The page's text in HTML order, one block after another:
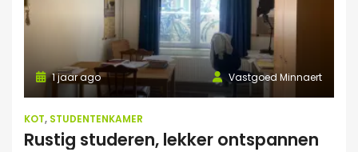
Vastgoed Minnaert
1 jaar ago
KOT, STUDENTENKAMER
Rustig studeren, lekker ontspannen